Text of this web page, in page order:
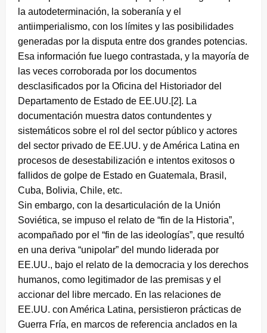
la autodeterminación, la soberanía y el
antiimperialismo, con los límites y las posibilidades
generadas por la disputa entre dos grandes potencias.
Esa información fue luego contrastada, y la mayoría de
las veces corroborada por los documentos
desclasificados por la Oficina del Historiador del
Departamento de Estado de EE.UU.[2]. La
documentación muestra datos contundentes y
sistemáticos sobre el rol del sector público y actores
del sector privado de EE.UU. y de América Latina en
procesos de desestabilización e intentos exitosos o
fallidos de golpe de Estado en Guatemala, Brasil,
Cuba, Bolivia, Chile, etc.
Sin embargo, con la desarticulación de la Unión
Soviética, se impuso el relato de “fin de la Historia”,
acompañado por el “fin de las ideologías”, que resultó
en una deriva “unipolar” del mundo liderada por
EE.UU., bajo el relato de la democracia y los derechos
humanos, como legitimador de las premisas y el
accionar del libre mercado. En las relaciones de
EE.UU. con América Latina, persistieron prácticas de
Guerra Fría, en marcos de referencia anclados en la